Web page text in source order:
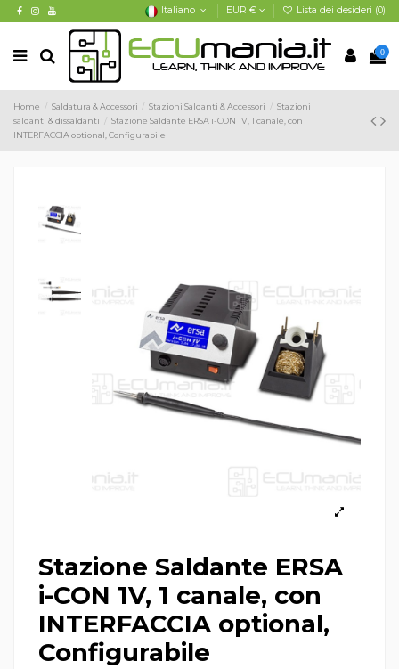
Italiano EUR € Lista dei desideri (0)
0
Home Saldatura & Accessori Stazioni Saldanti & Accessori
Stazioni
saldanti & dissaldanti
Stazione Saldante ERSA i-CON 1V, 1 canale, con
INTERFACCIA optional, Configurabile
Stazione Saldante ERSA
i-CON 1V, 1 canale, con
INTERFACCIA optional,
Configurabile